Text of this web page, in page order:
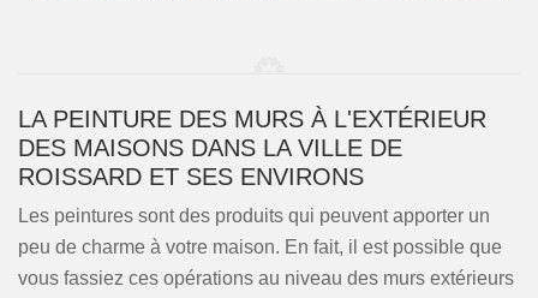
LA PEINTURE DES MURS À L'EXTÉRIEUR
DES MAISONS DANS LA VILLE DE
ROISSARD ET SES ENVIRONS
Les peintures sont des produits qui peuvent apporter un
peu de charme à votre maison. En fait, il est possible que
vous fassiez ces opérations au niveau des murs extérieurs